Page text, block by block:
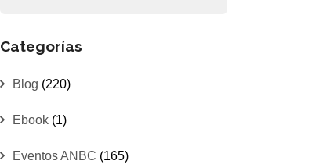
Categorías
Blog (220)
Ebook (1)
Eventos ANBC (165)